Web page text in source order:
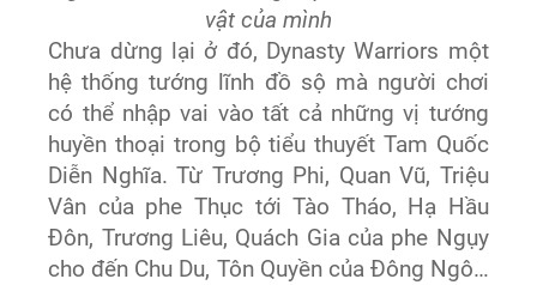
vật của mình
Chưa dừng lại ở đó, Dynasty Warriors một
hệ thống tướng lĩnh đồ sộ mà người chơi
có thể nhập vai vào tất cả những vị tướng
huyền thoại trong bộ tiểu thuyết Tam Quốc
Diễn Nghĩa. Từ Trương Phi, Quan Vũ, Triệu
Vân của phe Thục tới Tào Tháo, Hạ Hầu
Đôn, Trương Liêu, Quách Gia của phe Ngụy
cho đến Chu Du, Tôn Quyền của Đông Ngô…